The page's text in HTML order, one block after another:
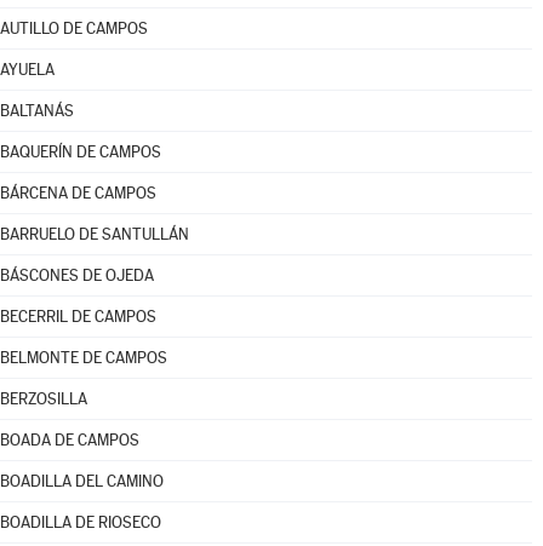
AUTILLO DE CAMPOS
AYUELA
BALTANÁS
BAQUERÍN DE CAMPOS
BÁRCENA DE CAMPOS
BARRUELO DE SANTULLÁN
BÁSCONES DE OJEDA
BECERRIL DE CAMPOS
BELMONTE DE CAMPOS
BERZOSILLA
BOADA DE CAMPOS
BOADILLA DEL CAMINO
BOADILLA DE RIOSECO